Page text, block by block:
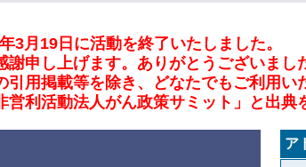
3月19日に活動を終了いたしました。
申し上げます。ありがとうございまし
用掲載等を除き、どなたでもご利用い
利活動法人がん政策サミット」と出典
ア